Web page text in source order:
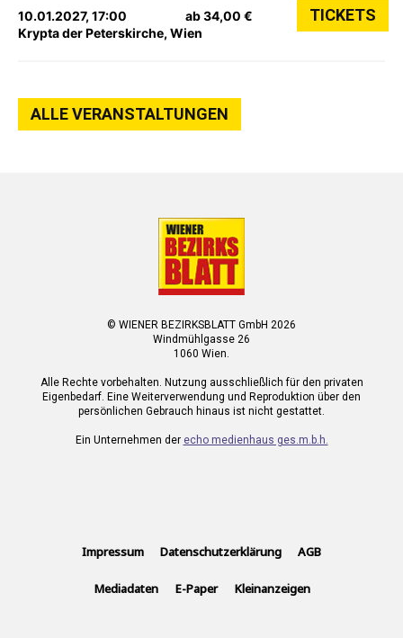
10.01.2027, 17:00
Krypta der Peterskirche, Wien
ab 34,00 € TICKETS
ALLE VERANSTALTUNGEN
© WIENER BEZIRKSBLATT GmbH 2026
Windmühlgasse 26
1060 Wien.
Alle Rechte vorbehalten. Nutzung ausschließlich für den privaten
Eigenbedarf. Eine Weiterverwendung und Reproduktion über den
persönlichen Gebrauch hinaus ist nicht gestattet.
Ein Unternehmen der echo medienhaus ges.m.b.h.
Impressum Datenschutzerklärung AGB
Mediadaten E-Paper Kleinanzeigen